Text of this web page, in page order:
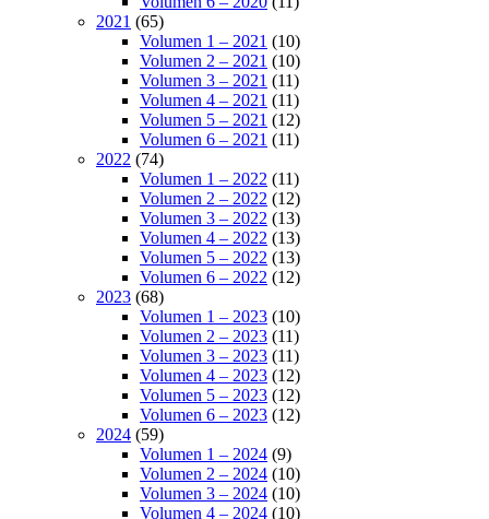
2021 (65)
Volumen 1 – 2021 (10)
Volumen 2 – 2021 (10)
Volumen 3 – 2021 (11)
Volumen 4 – 2021 (11)
Volumen 5 – 2021 (12)
Volumen 6 – 2021 (11)
2022 (74)
Volumen 1 – 2022 (11)
Volumen 2 – 2022 (12)
Volumen 3 – 2022 (13)
Volumen 4 – 2022 (13)
Volumen 5 – 2022 (13)
Volumen 6 – 2022 (12)
2023 (68)
Volumen 1 – 2023 (10)
Volumen 2 – 2023 (11)
Volumen 3 – 2023 (11)
Volumen 4 – 2023 (12)
Volumen 5 – 2023 (12)
Volumen 6 – 2023 (12)
2024 (59)
Volumen 1 – 2024 (9)
Volumen 2 – 2024 (10)
Volumen 3 – 2024 (10)
Volumen 4 – 2024 (10)